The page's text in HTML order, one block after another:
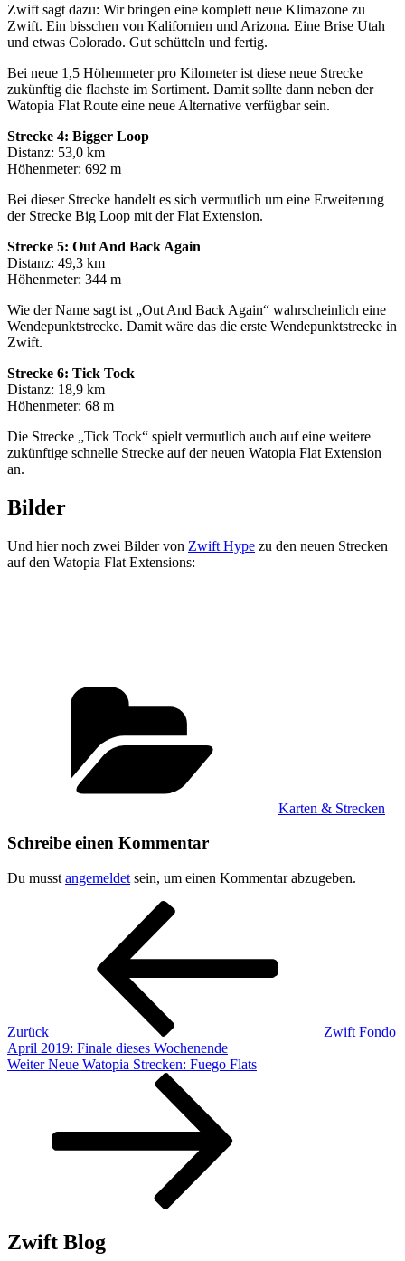
Zwift sagt dazu: Wir bringen eine komplett neue Klimazone zu
Zwift. Ein bisschen von Kalifornien und Arizona. Eine Brise Utah
und etwas Colorado. Gut schütteln und fertig.
Bei neue 1,5 Höhenmeter pro Kilometer ist diese neue Strecke
zukünftig die flachste im Sortiment. Damit sollte dann neben der
Watopia Flat Route eine neue Alternative verfügbar sein.
Strecke 4: Bigger Loop
Distanz: 53,0 km
Höhenmeter: 692 m
Bei dieser Strecke handelt es sich vermutlich um eine Erweiterung
der Strecke Big Loop mit der Flat Extension.
Strecke 5: Out And Back Again
Distanz: 49,3 km
Höhenmeter: 344 m
Wie der Name sagt ist „Out And Back Again“ wahrscheinlich eine
Wendepunktstrecke. Damit wäre das die erste Wendepunktstrecke in
Zwift.
Strecke 6: Tick Tock
Distanz: 18,9 km
Höhenmeter: 68 m
Die Strecke „Tick Tock“ spielt vermutlich auch auf eine weitere
zukünftige schnelle Strecke auf der neuen Watopia Flat Extension
an.
Bilder
Und hier noch zwei Bilder von Zwift Hype zu den neuen Strecken
auf den Watopia Flat Extensions:
Karten & Strecken
Schreibe einen Kommentar
Du musst angemeldet sein, um einen Kommentar abzugeben.
Beitragsnavigation
Zurück
Zwift Fondo
April 2019: Finale dieses Wochenende
Nächster
Weiter Neue Watopia Strecken: Fuego Flats
Zwift Blog